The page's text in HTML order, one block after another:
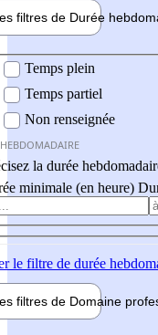
filtres de Durée hebdo
Temps plein
Temps partiel
Non renseignée
la durée
minimale (en heure)
le filtre de durée
filtres de Domaine pro